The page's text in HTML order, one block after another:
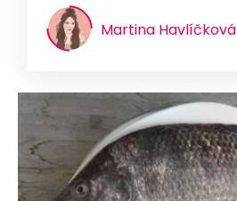
Martina Havlíčková